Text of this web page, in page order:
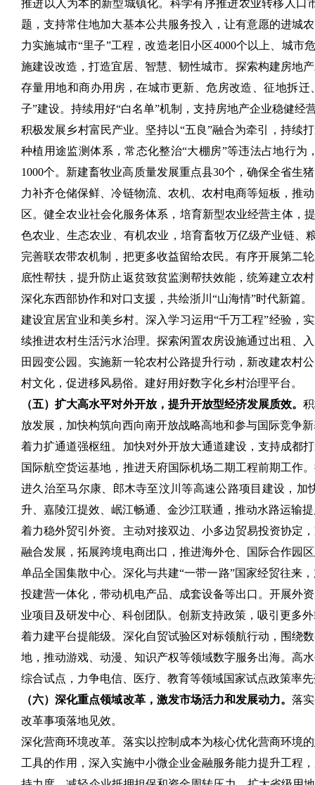
推进以人为本的新型城镇化。科学有序推进农业转移人
题，支持常住地加大基本公共服务投入，让有意愿的进城
力实施城市“里子”工程，改造老旧小区4000个以上、城
施建设改造，打造宜居、智慧、韧性城市。探索构建房地
存量用地和商办用房，在城市更新、危房改造、征地拆
子”建设。持续用好“白名单”机制，支持房地产企业稳健经
积极发展乡村富民产业。坚持以“五良”融合为牵引，持续
种植用途监测体系，常态化整治“大棚房”等违法占地行
1000个。新建畜牧业高质量发展重点县30个，确保全省生
力补齐仓储保鲜、冷链物流、农机、农村电商等短板，推
区。健全农业社会化服务体系，培育新型农业经营主体，
色农业、生态农业、有机农业，培育畜牧万亿级产业链、
完善联农带农机制，把更多收益留给农民。有序开展第二
底性帮扶，提升防止返贫致贫监测帮扶效能，统筹建立农
深化东西部协作和对口支援，共绘浙川“山海情”时代新篇。
建设宜居宜业和美乡村。深入学习运用“千万工程”经验，
续推进农村生活污水治理。探索闲置农房设施通过出租、
田园变公园。实施新一轮农村公路提升行动，新改建农村
村文化，促进移风易俗。建好用好数字化乡村治理平台。
（五）扩大高水平对外开放，提升开放型经济发展质效。
放发展，加快构筑向西向南开放战略高地和参与国际竞争
着力扩通道强枢纽。加快对外开放大通道建设，支持成都
国际航空货运基地，推进天府国际机场二期工程前期工作
进久治至马尔康、郎木寺至汶川等高速公路项目建设，
升、嘉陵江提效、岷江畅通、金沙江联通，推动水路运输
着力稳外贸引外资。主动对接双边、小多边贸易投资协定
融合发展，拓展跨境电商出口，推进海外仓、国际合作园
单品全国集散中心。深化与共建“一带一路”国家经贸往来
投建营一体化，带动机电产品、成套设备等出口。开展外
业项目及研发中心、科创团队。创新支持政策，吸引更多
着力建平台提能级。深化自贸试验区对标领航行动，围绕
地，推动游戏、动漫、知识产权等领域数字服务出海。高
综合试点，力争电信、医疗、教育等领域国家试点政策率
（六）深化重点领域改革，激发市场活力和发展动力。落
改革事项落地见效。
深化营商环境改革。落实以控制成本为核心优化营商环境
工具的作用，深入实施中小微企业金融服务能力提升工程